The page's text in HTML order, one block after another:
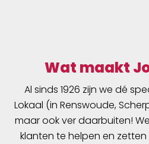
Wat maakt
Al sinds 1926 zijn we dé
Lokaal (in Renswoude,
maar ook ver daarbuiten!
klanten te helpen en